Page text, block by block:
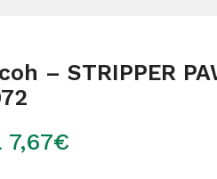
– STRIPPER
7,67€